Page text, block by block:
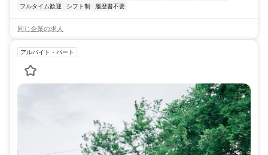
フルタイム歓迎
シフト制 履歴書不要
同じ企業の求人
アルバイト・パート